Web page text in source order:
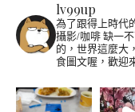
lv99up
為了跟得上時代
攝影/咖啡 缺一
的，世界這麼大
食圖文喔，歡迎